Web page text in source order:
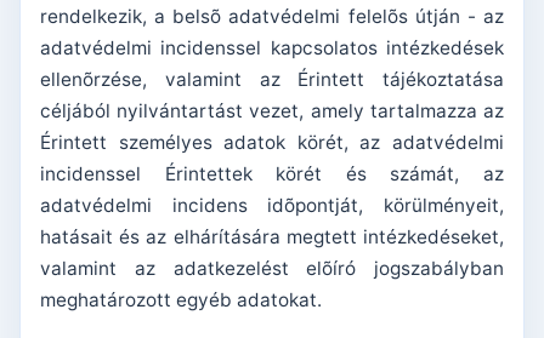
rendelkezik, a belsõ adatvédelmi felelõs útján - az
adatvédelmi incidenssel kapcsolatos intézkedések
ellenõrzése, valamint az Érintett tájékoztatása
céljából nyilvántartást vezet, amely tartalmazza az
Érintett személyes adatok körét, az adatvédelmi
incidenssel Érintettek körét és számát, az
adatvédelmi incidens idõpontját, körülményeit,
hatásait és az elhárítására megtett intézkedéseket,
valamint az adatkezelést elõíró jogszabályban
meghatározott egyéb adatokat.